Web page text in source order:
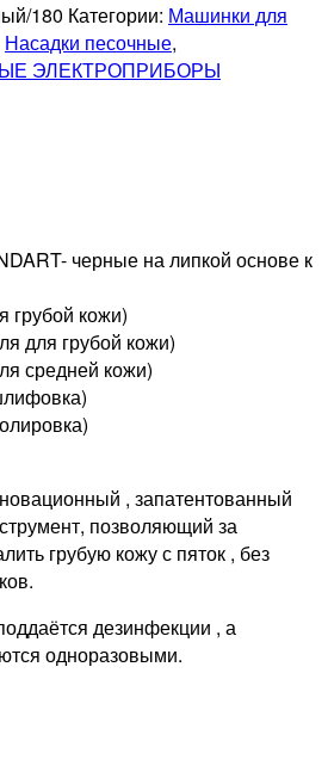
180 Категории: Машинки для
Насадки песочные,
ЭЛЕКТРОПРИБОРЫ
черные на липкой основе к
грубой кожи)
для грубой кожи)
средней кожи)
, запатентованный
позволяющий за
грубую кожу с пяток , без
дезинфекции , а
одноразовыми.